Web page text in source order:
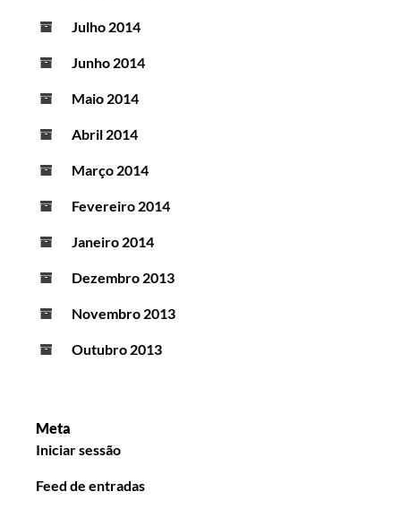
Julho 2014
Junho 2014
Maio 2014
Abril 2014
Março 2014
Fevereiro 2014
Janeiro 2014
Dezembro 2013
Novembro 2013
Outubro 2013
Meta
Iniciar sessão
Feed de entradas